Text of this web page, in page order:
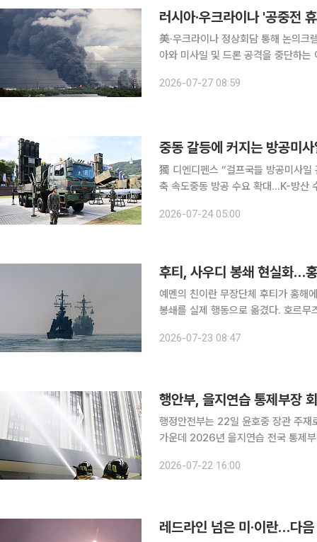
러시아·우크라이나 '공중전
美·우크라이나 정상회담 통해 논의크렘린궁 "현 상
아와 미사일 및 드론 공격을 중단하
거리 공습부터 멈추는 단계적 휴전안
2026-07-27 08:59
獨 디엔디펜스 “걸프국들 방공미사
축 속도중동 방공 수요 확대…K-방산 수출 기회 커지나 도널드 트
공미사일 수입에 대한 관심이 다시 커
2026-07-24 05:00
후티, 사우디 봉쇄 현실화…
예멘의 친이란 무장단체 후티가 홍해
봉쇄를 실제 행동으로 옮겼다. 호르무
(현지시간) 블룸버그통신에 따르면
2026-07-23 08:47
행안부, 을지연습 통제부장
행정안전부는 22일 윤호중 장관 주재
가운데 2026년 을지연습 전국 통제부장 회의를 개
이날 기관 을지연습을 총괄하는 통제
2026-07-22 16:00